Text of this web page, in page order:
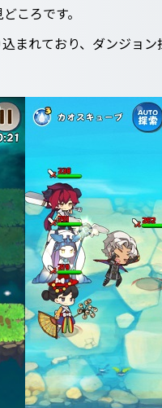
ころです。
まれており、ダンジョ